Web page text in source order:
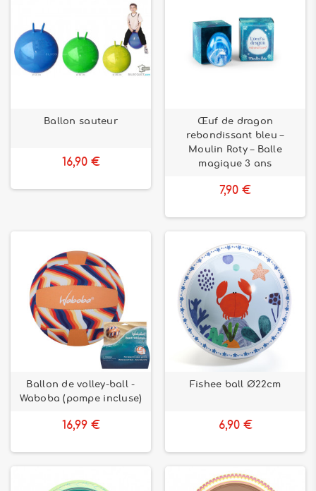
Ballon sauteur
16,90 €
Œuf de dragon
rebondissant bleu –
Moulin Roty – Balle
magique 3 ans
7,90 €
Ballon de volley-ball -
Waboba (pompe incluse)
16,99 €
Fishee ball Ø22cm
6,90 €